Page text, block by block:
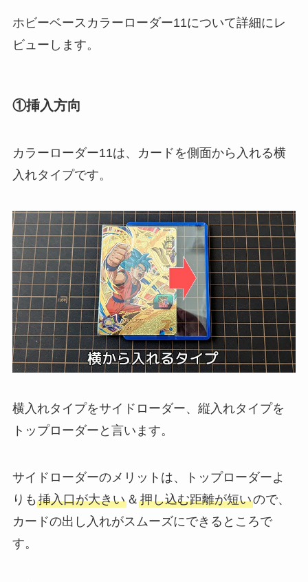
ホビーベースカラーローダー11について詳細にレ
ビューします。
①挿入方向
カラーローダー11は、カードを側面から入れる横
入れタイプです。
横入れタイプをサイドローダー、縦入れタイプを
トップローダーと言います。
サイドローダーのメリットは、トップローダーよ
りも 挿入口が大きい＆ 押し込む距離が短いので、
カードの出し入れがスムーズにできるところで
す。